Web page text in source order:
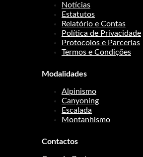
Notícias
Estatutos
Relatório e Contas
Política de Privacidade
Protocolos e Parcerias
Termos e Condições
Modalidades
Alpinismo
Canyoning
Escalada
Montanhismo
Contactos